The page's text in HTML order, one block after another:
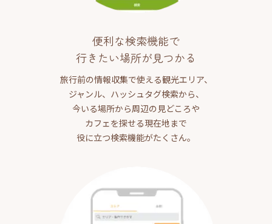
便利な検索機能で
行きたい場所が見つかる
旅行前の情報収集で使える観光エリア、
ジャンル、ハッシュタグ検索から、
今いる場所から周辺の見どころや
カフェを探せる現在地まで
役に立つ検索機能がたくさん。